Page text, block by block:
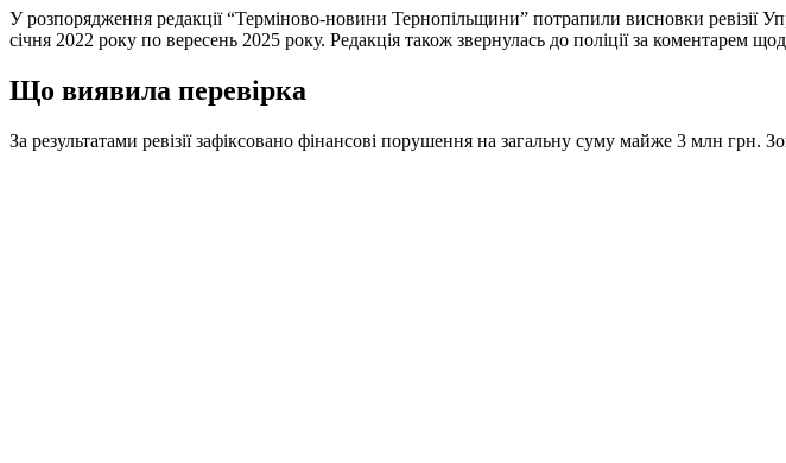
У розпорядження редакції “Терміново-новини Тернопільщини” потрапили висновки ревізії
січня 2022 року по вересень 2025 року. Редакція також звернулась до поліції за
Що виявила перевірка
За результатами ревізії зафіксовано фінансові порушення на загальну суму майже 3 млн грн.